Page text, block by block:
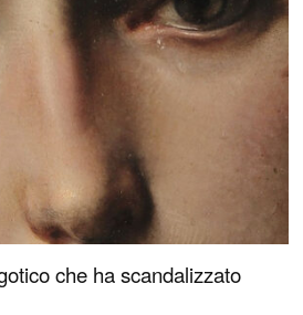
che ha scandalizzato